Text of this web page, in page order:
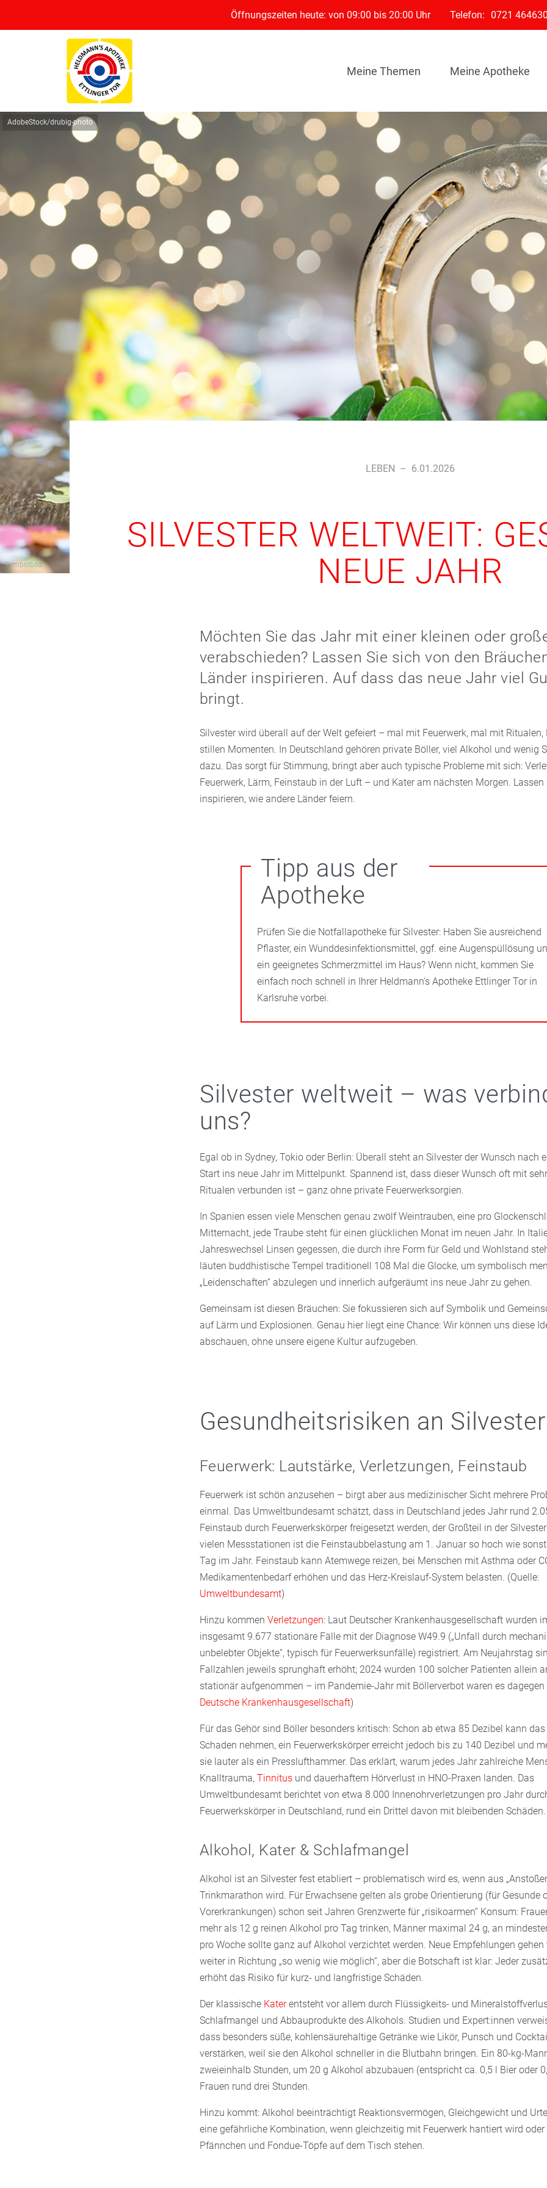
Öffnungszeiten heute: von 09:00 bis 20:00 Uhr Telefon: 0721
Meine Themen Meine Apotheke
AdobeStock/drubig-photo
Symbolbild
LEBEN – 6.01.2026
SILVESTER WELTWEIT:
NEUE JAHR
Möchten Sie das Jahr mit einer kleinen oder
verabschieden? Lassen Sie sich von den
Länder inspirieren. Auf dass das neue Jahr viel
bringt.
Silvester wird überall auf der Welt gefeiert – mal mit Feuerwerk, mal mit Ritualen,
stillen Momenten. In Deutschland gehören private Böller, viel Alkohol und wenig
dazu. Das sorgt für Stimmung, bringt aber auch typische Probleme mit sich:
Feuerwerk, Lärm, Feinstaub in der Luft – und Kater am nächsten Morgen.
inspirieren, wie andere Länder feiern.
Tipp aus der
Apotheke
Prüfen Sie die Notfallapotheke für Silvester: Haben Sie ausreichend
Pflaster, ein Wunddesinfektionsmittel, ggf. eine Augenspüllösung
ein geeignetes Schmerzmittel im Haus? Wenn nicht, kommen Sie
einfach noch schnell in Ihrer Heldmann‘s Apotheke Ettlinger Tor in
Karlsruhe vorbei.
Silvester weltweit – was
uns?
Egal ob in Sydney, Tokio oder Berlin: Überall steht an Silvester der Wunsch nach
Start ins neue Jahr im Mittelpunkt. Spannend ist, dass dieser Wunsch oft mit
Ritualen verbunden ist – ganz ohne private Feuerwerksorgien.
In Spanien essen viele Menschen genau zwölf Weintrauben, eine pro
Mitternacht, jede Traube steht für einen glücklichen Monat im neuen Jahr. In
Jahreswechsel Linsen gegessen, die durch ihre Form für Geld und Wohlstand
läuten buddhistische Tempel traditionell 108 Mal die Glocke, um symbolisch
„Leidenschaften“ abzulegen und innerlich aufgeräumt ins neue Jahr zu gehen.
Gemeinsam ist diesen Bräuchen: Sie fokussieren sich auf Symbolik und
auf Lärm und Explosionen. Genau hier liegt eine Chance: Wir können uns diese
abschauen, ohne unsere eigene Kultur aufzugeben.
Gesundheitsrisiken an Silvester
Feuerwerk: Lautstärke, Verletzungen, Feinstaub
Feuerwerk ist schön anzusehen – birgt aber aus medizinischer Sicht mehrere
einmal. Das Umweltbundesamt schätzt, dass in Deutschland jedes Jahr rund
Feinstaub durch Feuerwerkskörper freigesetzt werden, der Großteil in der
vielen Messstationen ist die Feinstaubbelastung am 1. Januar so hoch wie
Tag im Jahr. Feinstaub kann Atemwege reizen, bei Menschen mit Asthma oder
Medikamentenbedarf erhöhen und das Herz-Kreislauf-System belasten. (Quelle:
Umweltbundesamt)
Hinzu kommen Verletzungen: Laut Deutscher Krankenhausgesellschaft wurden
insgesamt 9.677 stationäre Fälle mit der Diagnose W49.9 („Unfall durch
unbelebter Objekte“, typisch für Feuerwerksunfälle) registriert. Am Neujahrstag
Fallzahlen jeweils sprunghaft erhöht; 2024 wurden 100 solcher Patienten allein
stationär aufgenommen – im Pandemie-Jahr mit Böllerverbot waren es dagegen
Deutsche Krankenhausgesellschaft)
Für das Gehör sind Böller besonders kritisch: Schon ab etwa 85 Dezibel kann das
Schaden nehmen, ein Feuerwerkskörper erreicht jedoch bis zu 140 Dezibel und
sie lauter als ein Presslufthammer. Das erklärt, warum jedes Jahr zahlreiche
Knalltrauma, Tinnitusund dauerhaftem Hörverlust in HNO-Praxen landen. Das
Umweltbundesamt berichtet von etwa 8.000 Innenohrverletzungen pro Jahr
Feuerwerkskörper in Deutschland, rund ein Drittel davon mit bleibenden Schäden.
Alkohol, Kater & Schlafmangel
Alkohol ist an Silvester fest etabliert – problematisch wird es, wenn aus
Trinkmarathon wird. Für Erwachsene gelten als grobe Orientierung (für Gesunde
Vorerkrankungen) schon seit Jahren Grenzwerte für „risikoarmen“ Konsum:
mehr als 12 g reinen Alkohol pro Tag trinken, Männer maximal 24 g, an
pro Woche sollte ganz auf Alkohol verzichtet werden. Neue Empfehlungen
weiter in Richtung „so wenig wie möglich“, aber die Botschaft ist klar: Jeder
erhöht das Risiko für kurz- und langfristige Schäden.
Der klassische Katerentsteht vor allem durch Flüssigkeits- und
Schlafmangel und Abbauprodukte des Alkohols. Studien und Expert:innen
dass besonders süße, kohlensäurehaltige Getränke wie Likör, Punsch und
verstärken, weil sie den Alkohol schneller in die Blutbahn bringen. Ein 80-kg-
zweieinhalb Stunden, um 20 g Alkohol abzubauen (entspricht ca. 0,5 l Bier oder
Frauen rund drei Stunden.
Hinzu kommt: Alkohol beeinträchtigt Reaktionsvermögen, Gleichgewicht und
eine gefährliche Kombination, wenn gleichzeitig mit Feuerwerk hantiert wird oder
Pfännchen und Fondue-Töpfe auf dem Tisch stehen.